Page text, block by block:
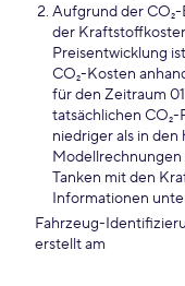
Aufgrund der
der
Preisentwicklung
CO₂-Kosten
für den Zeitraum
tatsächlichen CO₂-
niedriger als in
Modellrechnungen
Tanken mit den
Informationen
Fahrzeug-
erstellt am